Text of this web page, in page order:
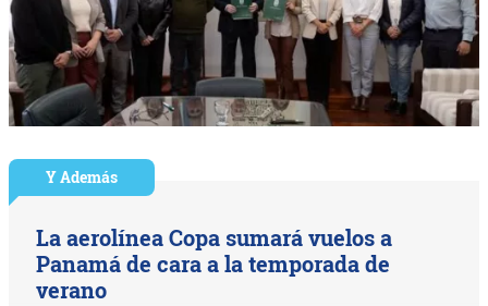
Y Además
La aerolínea Copa sumará vuelos a
Panamá de cara a la temporada de
verano